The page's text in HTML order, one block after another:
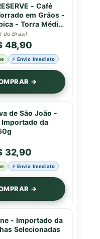
- Café
em Grãos -
- Torra Média
Equilibrado -
- Lata Premium
- 100g
do Brasil
48,90
⚡ Envio Imediato
→
de São João -
da
32,90
⚡ Envio Imediato
→
- Importado da
Selecionadas